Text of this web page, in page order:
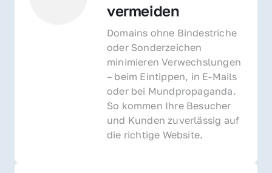
vermeiden
Domains ohne Bindestriche
oder Sonderzeichen
minimieren Verwechslungen
– beim Eintippen, in E-Mails
oder bei Mundpropaganda.
So kommen Ihre Besucher
und Kunden zuverlässig auf
die richtige Website.